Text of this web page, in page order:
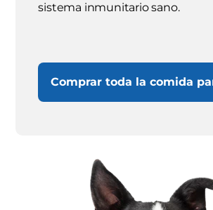
sistema inmunitario sano.
Comprar toda la comida